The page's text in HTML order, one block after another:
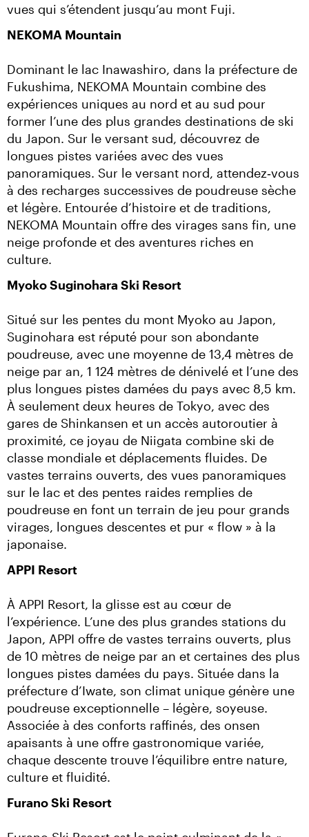
vues qui s’étendent jusqu’au mont Fuji.
NEKOMA Mountain
Dominant le lac Inawashiro, dans la préfecture de
Fukushima, NEKOMA Mountain combine des
expériences uniques au nord et au sud pour
former l’une des plus grandes destinations de ski
du Japon. Sur le versant sud, découvrez de
longues pistes variées avec des vues
panoramiques. Sur le versant nord, attendez‑vous
à des recharges successives de poudreuse sèche
et légère. Entourée d’histoire et de traditions,
NEKOMA Mountain offre des virages sans fin, une
neige profonde et des aventures riches en
culture.
Myoko Suginohara Ski Resort
Situé sur les pentes du mont Myoko au Japon,
Suginohara est réputé pour son abondante
poudreuse, avec une moyenne de 13,4 mètres de
neige par an, 1 124 mètres de dénivelé et l’une des
plus longues pistes damées du pays avec 8,5 km.
À seulement deux heures de Tokyo, avec des
gares de Shinkansen et un accès autoroutier à
proximité, ce joyau de Niigata combine ski de
classe mondiale et déplacements fluides. De
vastes terrains ouverts, des vues panoramiques
sur le lac et des pentes raides remplies de
poudreuse en font un terrain de jeu pour grands
virages, longues descentes et pur « flow » à la
japonaise.
APPI Resort
À APPI Resort, la glisse est au cœur de
l’expérience. L’une des plus grandes stations du
Japon, APPI offre de vastes terrains ouverts, plus
de 10 mètres de neige par an et certaines des plus
longues pistes damées du pays. Située dans la
préfecture d’Iwate, son climat unique génère une
poudreuse exceptionnelle – légère, soyeuse.
Associée à des conforts raffinés, des onsen
apaisants à une offre gastronomique variée,
chaque descente trouve l’équilibre entre nature,
culture et fluidité.
Furano Ski Resort